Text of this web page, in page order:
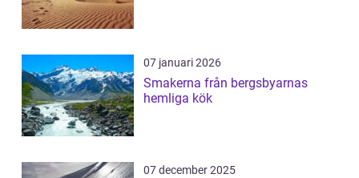
07 januari 2026
Smakerna från bergsbyarnas
hemliga kök
07 december 2025